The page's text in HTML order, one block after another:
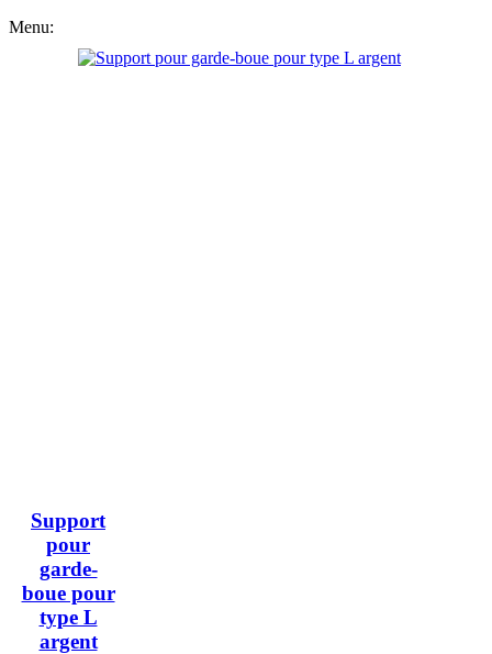
Menu:
Support
pour
garde-
boue pour
type L
argent